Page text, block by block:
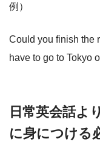
例）
Could you finish the
have to go to Tokyo
日常英会話よ
に身につける